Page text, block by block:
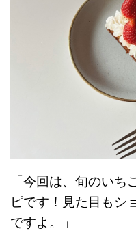
「今回は、旬のい
ピです！見た目もシ
ですよ。」